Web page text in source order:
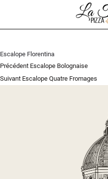
Escalope Florentina
Navigation
de
Précédent Article
précédent :
Escalope Bolognaise
Suivant Article
Escalope Quatre Fromages